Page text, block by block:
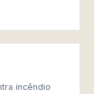
incêndio